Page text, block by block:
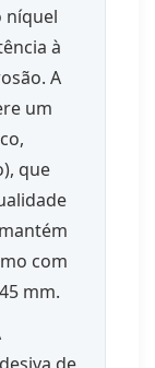
níquel
à
A
um
que
com
mm.